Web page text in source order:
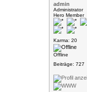
admin
Administrator
Hero Member
Karma: 20
Offline
Beiträge: 727